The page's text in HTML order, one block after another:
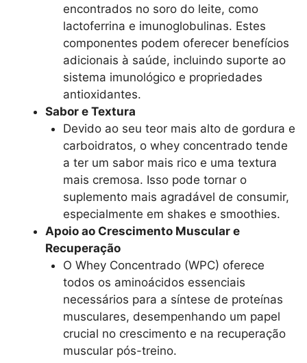
encontrados no soro do leite, como
lactoferrina e imunoglobulinas. Estes
componentes podem oferecer benefícios
adicionais à saúde, incluindo suporte ao
sistema imunológico e propriedades
antioxidantes.
Sabor e Textura
Devido ao seu teor mais alto de gordura e
carboidratos, o whey concentrado tende
a ter um sabor mais rico e uma textura
mais cremosa. Isso pode tornar o
suplemento mais agradável de consumir,
especialmente em shakes e smoothies.
Apoio ao Crescimento Muscular e
Recuperação
O Whey Concentrado (WPC) oferece
todos os aminoácidos essenciais
necessários para a síntese de proteínas
musculares, desempenhando um papel
crucial no crescimento e na recuperação
muscular pós-treino.